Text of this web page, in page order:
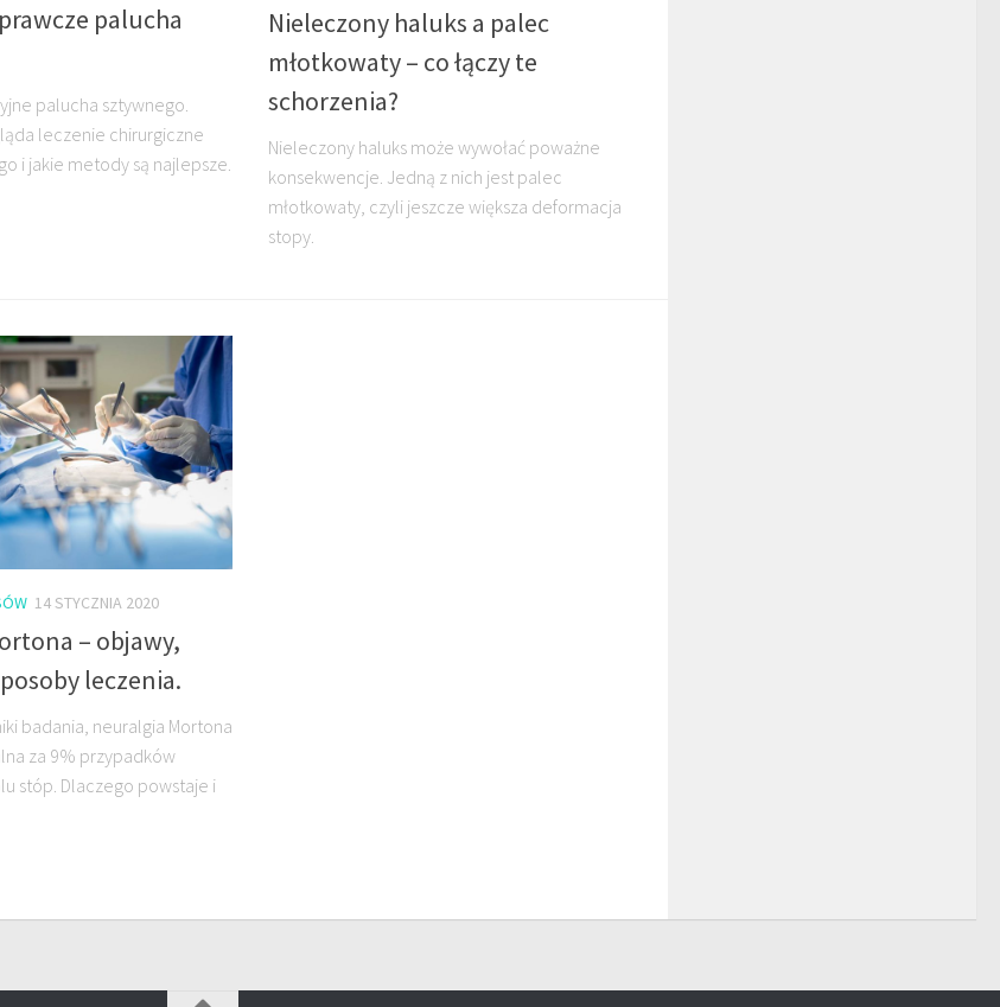
palucha
palucha sztywnego.
leczenie chirurgiczne
i jakie metody są najlepsze.
Nieleczony haluks a palec
młotkowaty – co łączy te
schorzenia?
Nieleczony haluks może wywołać poważne
konsekwencje. Jedną z nich jest palec
młotkowaty, czyli jeszcze większa deformacja
stopy.
14 STYCZNIA 2020
– objawy,
leczenia.
badania, neuralgia Mortona
za 9% przypadków
stóp. Dlaczego powstaje i